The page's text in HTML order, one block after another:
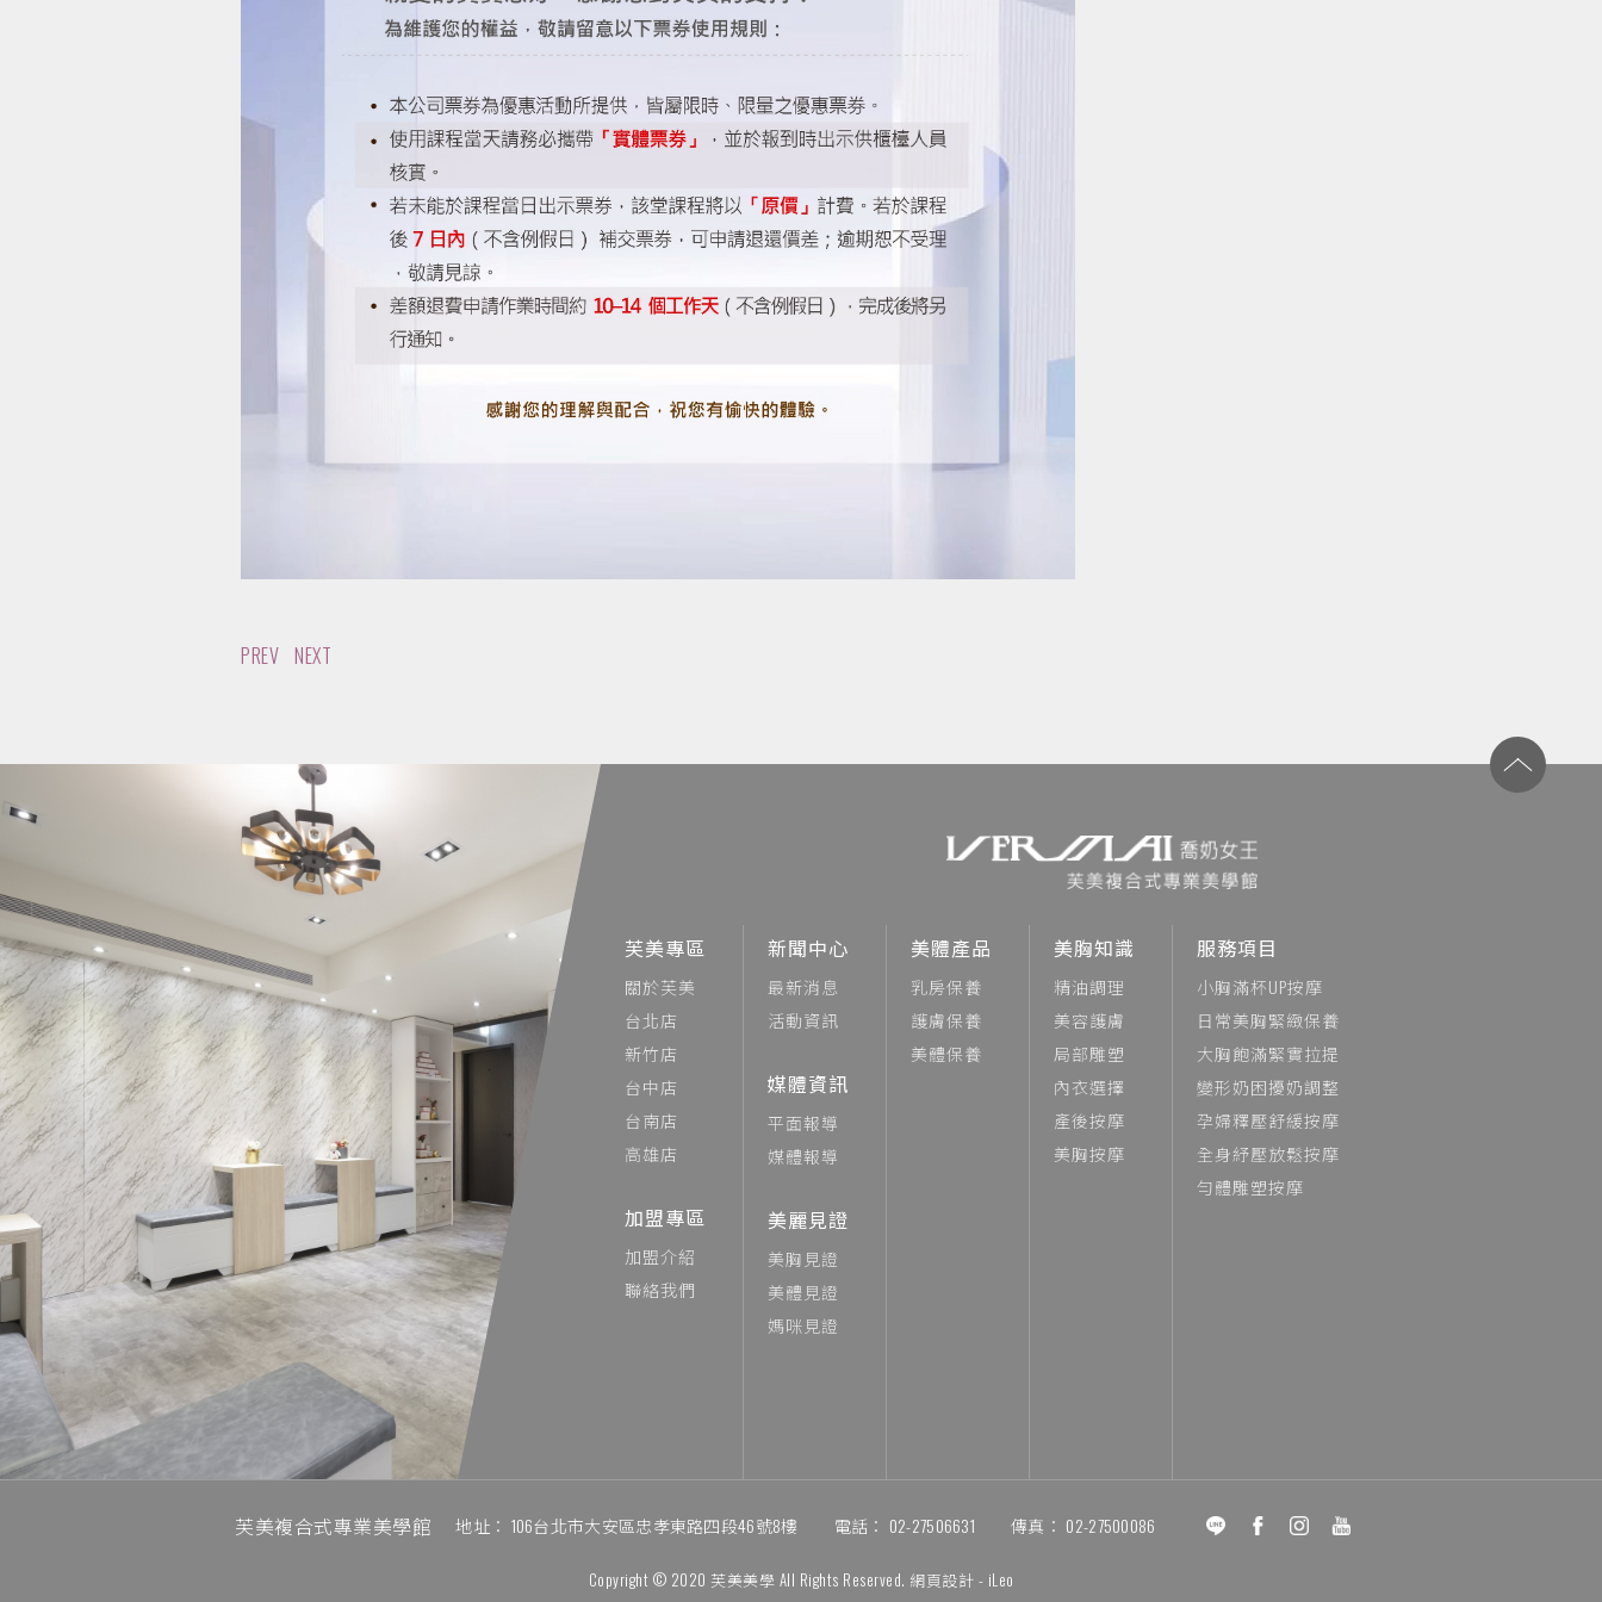
PREV NEXT
芙美專區
關於芙美
台北店
新竹店
台中店
台南店
高雄店
加盟專區
加盟介紹
聯絡我們
新聞中心
最新消息
活動資訊
媒體資訊
平面報導
媒體報導
美麗見證
美胸見證
美體見證
媽咪見證
美體產品
乳房保養
護膚保養
美體保養
美胸知識
精油調理
美容護膚
局部雕塑
內衣選擇
產後按摩
美胸按摩
服務項目
小胸滿杯UP按摩
日常美胸緊緻保養
大胸飽滿緊實拉提
變形奶困擾奶調整
孕婦釋壓舒緩按摩
全身紓壓放鬆按摩
勻體雕塑按摩
芙美複合式專業美學館 地址： 106台北市大安區忠孝東路四段46號8樓 電話： 02-27506631 傳真： 02-27500086
Copyright © 2020 芙美美學 All Rights Reserved. 網頁設計 - iLeo